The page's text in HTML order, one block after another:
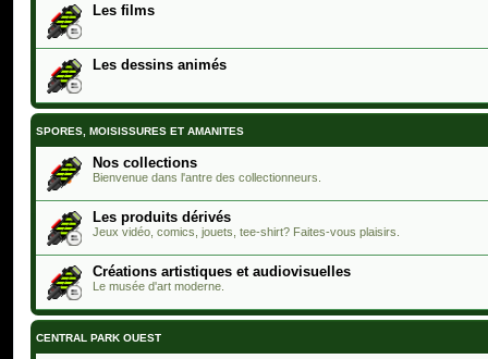
Les films
Les dessins animés
SPORES, MOISISSURES ET AMANITES
Nos collections
Bienvenue dans l'antre des collectionneurs.
Les produits dérivés
Jeux vidéo, comics, jouets, tee-shirt? Faites-vous plaisirs.
Créations artistiques et audiovisuelles
Le musée d'art moderne.
CENTRAL PARK OUEST